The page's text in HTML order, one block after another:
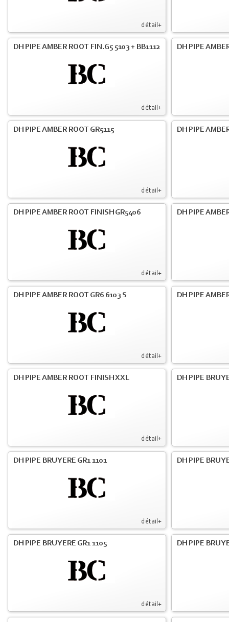
détail+
détail+
DH PIPE AMBER ROOT FIN.G5 5103 + BB1112 DH PIPE
détail+
DH PIPE AMBER ROOT GR5115 DH PIPE
détail+
DH PIPE AMBER ROOT FINISH GR5406 DH PIPE
détail+
DH PIPE AMBER ROOT GR6 6103 S DH PIPE
détail+
DH PIPE AMBER ROOT FINISH XXL DH PIPE
détail+
DH PIPE BRUYERE GR1 1101 DH PIPE
détail+
DH PIPE BRUYERE GR1 1105 DH PIPE